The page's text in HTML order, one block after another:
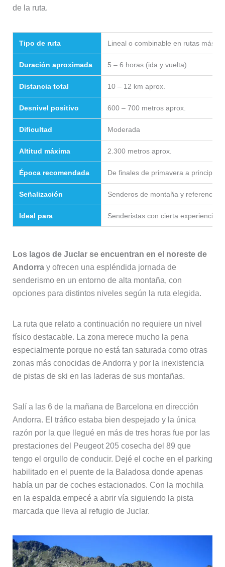
de la ruta.
Tipo de ruta Lineal o combinable en rutas más
Duración aproximada 5 – 6 horas (ida y vuelta)
Distancia total 10 – 12 km aprox.
Desnivel positivo 600 – 700 metros aprox.
Dificultad Moderada
Altitud máxima 2.300 metros aprox.
Época recomendada De finales de primavera a principios
Señalización Senderos de montaña y referencias
Ideal para Senderistas con cierta experiencia
Los lagos de Juclar se encuentran en el noreste de
Andorray ofrecen una espléndida jornada de
senderismo en un entorno de alta montaña, con
opciones para distintos niveles según la ruta elegida.
La ruta que relato a continuación no requiere un nivel
físico destacable. La zona merece mucho la pena
especialmente porque no está tan saturada como otras
zonas más conocidas de Andorra y por la inexistencia
de pistas de ski en las laderas de sus montañas.
Salí a las 6 de la mañana de Barcelona en dirección
Andorra. El tráfico estaba bien despejado y la única
razón por la que llegué en más de tres horas fue por las
prestaciones del Peugeot 205 cosecha del 89 que
tengo el orgullo de conducir. Dejé el coche en el parking
habilitado en el puente de la Baladosa donde apenas
había un par de coches estacionados. Con la mochila
en la espalda empecé a abrir vía siguiendo la pista
marcada que lleva al refugio de Juclar.